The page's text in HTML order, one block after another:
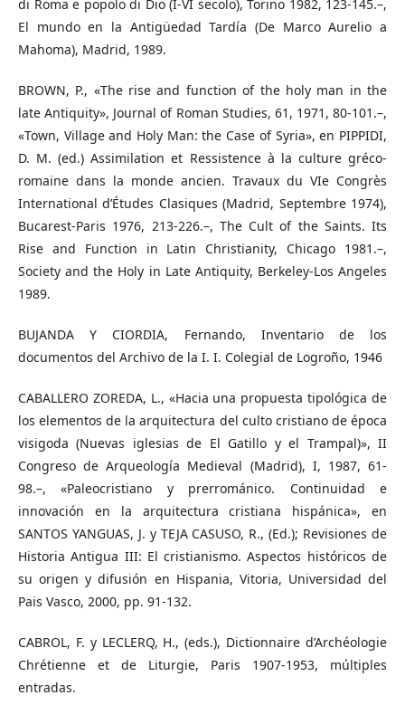
di Roma e popolo di Dio (I-VI secolo), Torino 1982, 123-145.–,
El mundo en la Antigüedad Tardía (De Marco Aurelio a
Mahoma), Madrid, 1989.
BROWN, P., «The rise and function of the holy man in the
late Antiquity», Journal of Roman Studies, 61, 1971, 80-101.–,
«Town, Village and Holy Man: the Case of Syria», en PIPPIDI,
D. M. (ed.) Assimilation et Ressistence à la culture gréco-
romaine dans la monde ancien. Travaux du VIe Congrès
International d’Études Clasiques (Madrid, Septembre 1974),
Bucarest-Paris 1976, 213-226.–, The Cult of the Saints. Its
Rise and Function in Latin Christianity, Chicago 1981.–,
Society and the Holy in Late Antiquity, Berkeley-Los Angeles
1989.
BUJANDA Y CIORDIA, Fernando, Inventario de los
documentos del Archivo de la I. I. Colegial de Logroño, 1946
CABALLERO ZOREDA, L., «Hacia una propuesta tipológica de
los elementos de la arquitectura del culto cristiano de época
visigoda (Nuevas iglesias de El Gatillo y el Trampal)», II
Congreso de Arqueología Medieval (Madrid), I, 1987, 61-
98.–, «Paleocristiano y prerrománico. Continuidad e
innovación en la arquitectura cristiana hispánica», en
SANTOS YANGUAS, J. y TEJA CASUSO, R., (Ed.); Revisiones de
Historia Antigua III: El cristianismo. Aspectos históricos de
su origen y difusión en Hispania, Vitoria, Universidad del
Pais Vasco, 2000, pp. 91-132.
CABROL, F. y LECLERQ, H., (eds.), Dictionnaire d’Archéologie
Chrétienne et de Liturgie, Paris 1907-1953, múltiples
entradas.